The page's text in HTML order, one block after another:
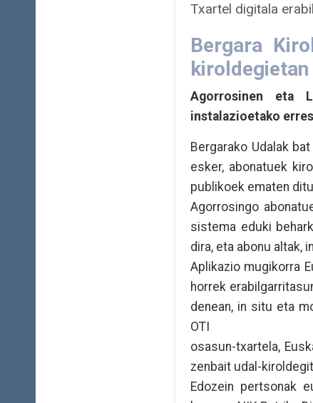
Txartel digitala
Bergara
Agorrosinen eta
instalazioetako
Bergarako Udalak
esker, abonatuek
publikoek ematen
Agorrosingo
sistema eduki
dira, eta abonu altak,
Aplikazio mugikorra
horrek
denean, in situ eta
OTI
osasun-txartela,
zenbait udal-
Edozein pertsonak